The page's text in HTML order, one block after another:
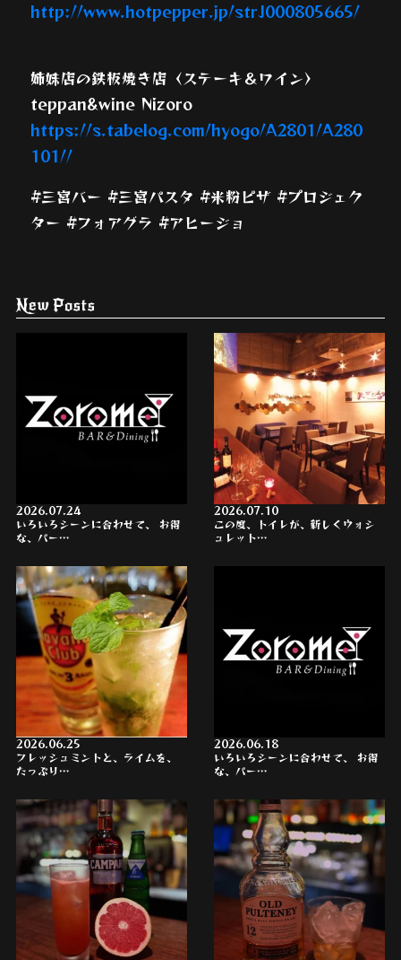
http://www.hotpepper.jp/strJ000805665/
姉妹店の鉄板焼き店〈ステーキ＆ワイン〉
teppan&wine Nizoro
https://s.tabelog.com/hyogo/A2801/A280
101//
#三宮バー #三宮パスタ #米粉ピザ #プロジェク
ター #フォアグラ #アヒージョ
New Posts
2026.07.24
いろいろシーンに合わせて、 お得
な、パー…
2026.07.10
この度、トイレが、新しくウォシ
ュレット…
2026.06.25
フレッシュミントと、ライムを、
たっぷり…
2026.06.18
いろいろシーンに合わせて、 お得
な、パー…